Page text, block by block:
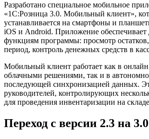
Разработано специальное мобильное
«1С:Розница 3.0. Мобильный клиент»,
устанавливается на смартфоны и
iOS и Android. Приложение
функциям программы: просмотр
период, контроль денежных средств в
Мобильный клиент работает как в
облачными решениями, так и в
последующей синхронизацией данных.
руководителей, контролирующих
для проведения инвентаризации на
Переход с версии 2.3 на 3.0